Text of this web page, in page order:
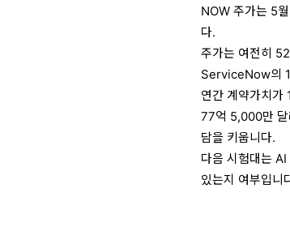
NOW 주가는 5
다.
주가는 여전히
ServiceNow의 1
연간 계약가치
77억 5,000만 달
담을 키웁니다.
다음 시험대는
있는지 여부입니